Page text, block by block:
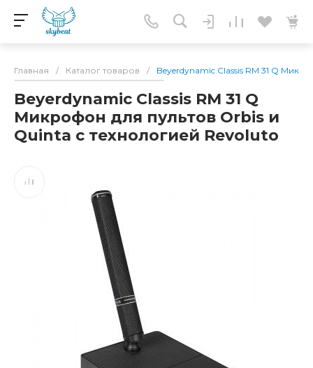
Главная / Каталог товаров / Beyerdynamic Classis RM 31 Q
Beyerdynamic Classis RM 31 Q
Микрофон для пультов Orbis и
Quinta с технологией Revoluto